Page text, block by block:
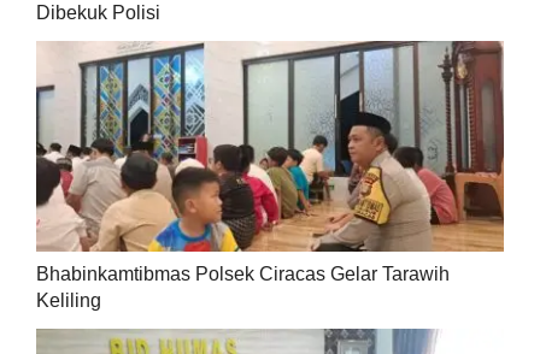
Dibekuk Polisi
Bhabinkamtibmas Polsek Ciracas Gelar Tarawih
Keliling